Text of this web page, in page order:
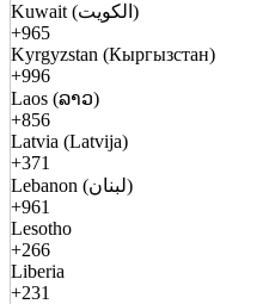
Kuwait (الكويت)
+965
Kyrgyzstan (Кыргызстан)
+996
Laos (ລາວ)
+856
Latvia (Latvija)
+371
Lebanon (لبنان)
+961
Lesotho
+266
Liberia
+231